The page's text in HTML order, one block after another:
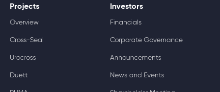
Projects
Overview
Cross-Seal
Urocross
Duett
Investors
Financials
Corporate Governance
Announcements
News and Events